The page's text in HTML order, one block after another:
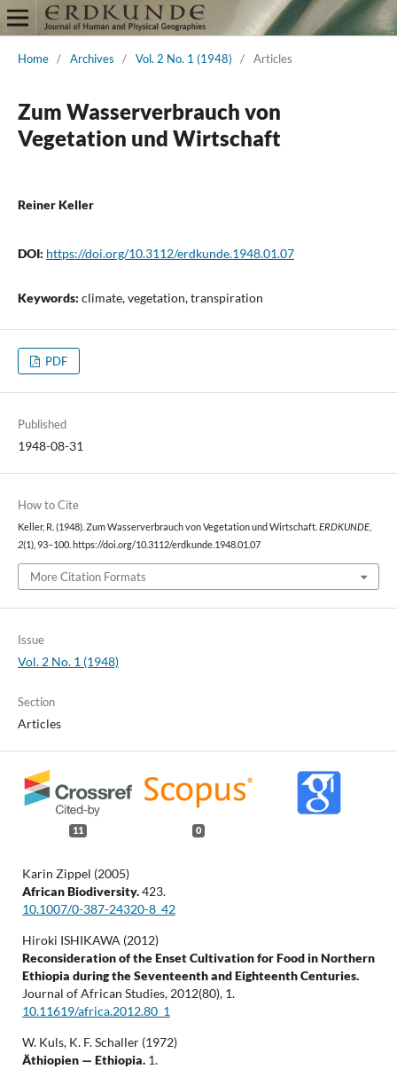
Home / Archives / Vol. 2 No. 1 (1948) / Articles
Zum Wasserverbrauch von
Vegetation und Wirtschaft
Reiner Keller
DOI: https://doi.org/10.3112/erdkunde.1948.01.07
Keywords: climate, vegetation, transpiration
PDF
Published
1948-08-31
How to Cite
Keller, R. (1948). Zum Wasserverbrauch von Vegetation und Wirtschaft. ERDKUNDE,
2(1), 93–100. https://doi.org/10.3112/erdkunde.1948.01.07
More Citation Formats
Issue
Vol. 2 No. 1 (1948)
Section
Articles
11 0
Karin Zippel (2005)
African Biodiversity.423.
10.1007/0-387-24320-8_42
Hiroki ISHIKAWA (2012)
Reconsideration of the Enset Cultivation for Food in Northern
Ethiopia during the Seventeenth and Eighteenth Centuries.
Journal of African Studies,2012(80), 1.
10.11619/africa.2012.80_1
W. Kuls, K. F. Schaller (1972)
Äthiopien — Ethiopia. 1.